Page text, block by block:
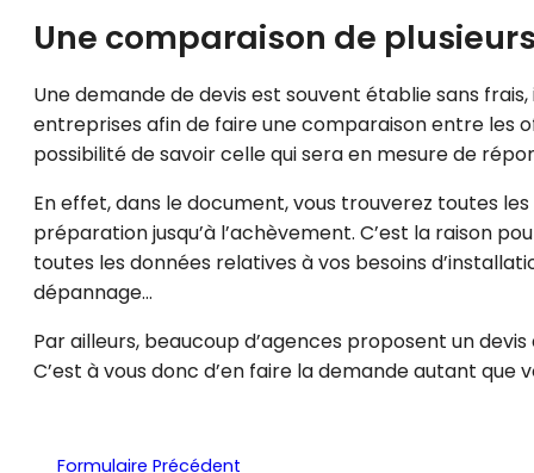
Une comparaison de
Une demande de devis est souvent établie sans
entreprises afin de faire une comparaison entre les
possibilité de savoir celle qui sera en mesure de
En effet, dans le document, vous trouverez toutes
préparation jusqu’à l’achèvement. C’est la raison
toutes les données relatives à vos besoins
dépannage…
Par ailleurs, beaucoup d’agences proposent un
C’est à vous donc d’en faire la demande autant que
Formulaire Précédent